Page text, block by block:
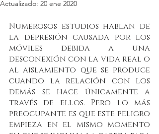
Actualizado: 20 ene 2020
Numerosos estudios hablan de
la depresión causada por los
móviles debida a una
desconexión con la vida real o
al aislamiento que se produce
cuando la relación con los
demás se hace únicamente a
través de ellos. Pero lo más
preocupante es que este peligro
empieza en el mismo momento